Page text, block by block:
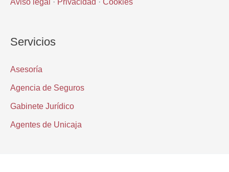
Aviso legal · Privacidad · Cookies
Servicios
Asesoría
Agencia de Seguros
Gabinete Jurídico
Agentes de Unicaja